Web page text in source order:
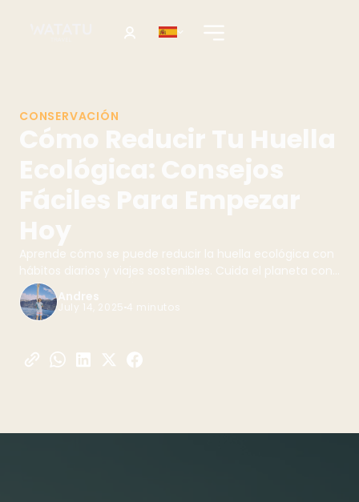
CONSERVACIÓN
Cómo Reducir Tu Huella
Ecológica: Consejos
Fáciles Para Empezar
Hoy
Aprende cómo se puede reducir la huella ecológica con
hábitos diarios y viajes sostenibles. Cuida el planeta con
Watatu Travel. ¡Inspírate y actúa hoy!
Andres
July 14, 2025 4 minutos